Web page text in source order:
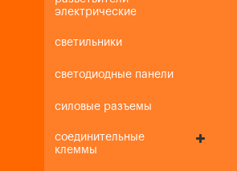
электрические
светильники
светодиодные панели
силовые разъемы
соединительные
клеммы